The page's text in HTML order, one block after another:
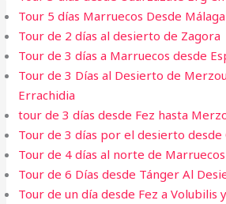
Tour 5 días Marruecos Desde Málaga
Tour de 2 días al desierto de Zagora
Tour de 3 días a Marruecos desde
Tour de 3 Días al Desierto de
Errachidia
tour de 3 días desde Fez hasta
Tour de 3 días por el desierto desde
Tour de 4 días al norte de
Tour de 6 Días desde Tánger Al
Tour de un día desde Fez a Volubilis